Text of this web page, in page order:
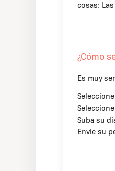
cosas:
¿Cómo
Es muy
Suba su
Envíe su